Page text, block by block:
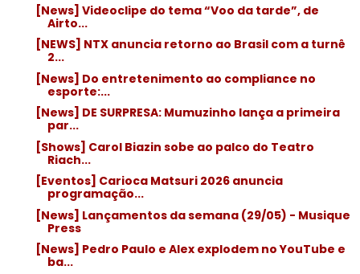
[News] Videoclipe do tema “Voo da tarde”, de
Airto...
[NEWS] NTX anuncia retorno ao Brasil com a turnê
2...
[News] Do entretenimento ao compliance no
esporte:...
[News] DE SURPRESA: Mumuzinho lança a primeira
par...
[Shows] Carol Biazin sobe ao palco do Teatro
Riach...
[Eventos] Carioca Matsuri 2026 anuncia
programação...
[News] Lançamentos da semana (29/05) - Musique
Press
[News] Pedro Paulo e Alex explodem no YouTube e
ba...